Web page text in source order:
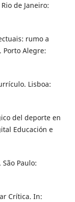
de Janeiro:
rumo a
Alegre:
Lisboa:
del deporte en
Educación e
São Paulo:
Crítica. In: